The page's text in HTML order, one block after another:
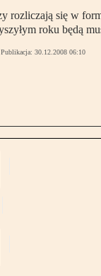
rozliczają się w
roku będą
Publikacja: 30.12.2008 06:10